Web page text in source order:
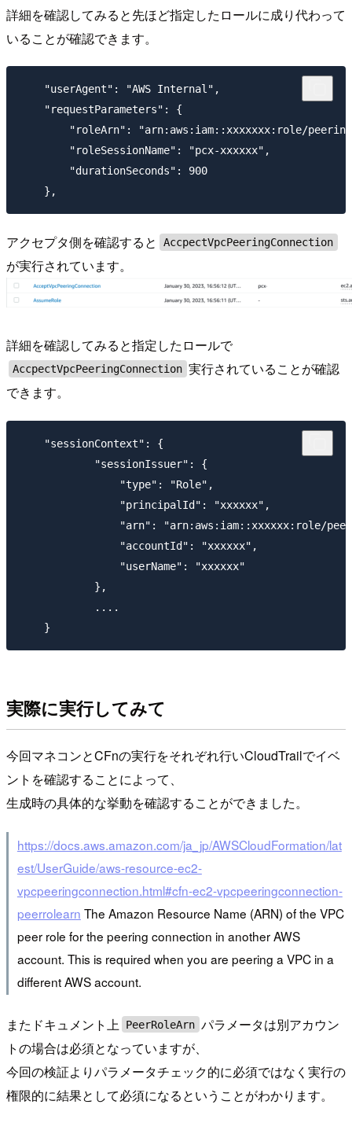
詳細を確認してみると先ほど指定したロールに成り代わって
いることが確認できます。
    "userAgent": "AWS Internal",
    "requestParameters": {
"roleArn": "arn:aws:iam::xxxxxxx:role/
        "roleSessionName": "pcx-xxxxxx",
        "durationSeconds": 900
アクセプタ側を確認すると AccpectVpcPeeringConnection
が実行されています。
詳細を確認してみると指定したロールで
AccpectVpcPeeringConnection 実行されていることが確認
できます。
    "sessionContext": {
            "sessionIssuer": {
                "type": "Role",
                "principalId": "xxxxxx",
"arn": "arn:aws:iam::xxxxxx:role/
                "accountId": "xxxxxx",
                "userName": "xxxxxx"
            },
            ....
実際に実行してみて
今回マネコンとCFnの実行をそれぞれ行いCloudTrailでイベ
ントを確認することによって、
生成時の具体的な挙動を確認することができました。
https://docs.aws.amazon.com/ja_jp/AWSCloudFormation/lat
est/UserGuide/aws-resource-ec2-
vpcpeeringconnection.html#cfn-ec2-vpcpeeringconnection-
peerrolearn The Amazon Resource Name (ARN) of the VPC
peer role for the peering connection in another AWS
account. This is required when you are peering a VPC in a
different AWS account.
またドキュメント上 PeerRoleArn パラメータは別アカウン
トの場合は必須となっていますが、
今回の検証よりパラメータチェック的に必須ではなく実行の
権限的に結果として必須になるということがわかります。